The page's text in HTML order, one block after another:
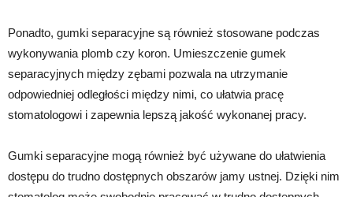
Ponadto, gumki separacyjne są również stosowane podczas
wykonywania plomb czy koron. Umieszczenie gumek
separacyjnych między zębami pozwala na utrzymanie
odpowiedniej odległości między nimi, co ułatwia pracę
stomatologowi i zapewnia lepszą jakość wykonanej pracy.
Gumki separacyjne mogą również być używane do ułatwienia
dostępu do trudno dostępnych obszarów jamy ustnej. Dzięki nim